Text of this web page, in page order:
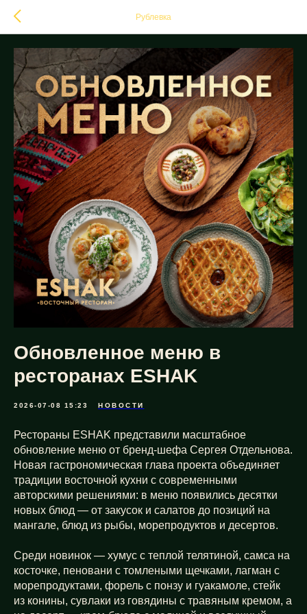
Рублевка
Обновленное меню в
ресторанах ESHAK
2026-07-08 15:23 НОВОСТИ
Рестораны ESHAK представили масштабное
обновление меню от бренд-шефа Сергея Отдельнова.
Новая гастрономическая глава проекта объединяет
традиции восточной кухни с современными
авторскими решениями: в меню появились десятки
новых блюд — от закусок и салатов до позиций на
мангале, блюд из рыбы, морепродуктов и десертов.
Среди новинок — хумус с теплой телятиной, самса на
косточке, пеновани с томлеными щечками, лагман с
морепродуктами, форель с понзу и гуакамоле, стейк
из конины, сувлаки из говядины с травяным кремом, а